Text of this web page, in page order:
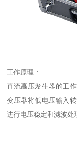
工作原理：
直流高压发生器的工
变压器将低电压输入
进行电压稳定和滤波处